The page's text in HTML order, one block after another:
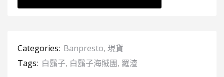
Categories: Banpresto, 現貨
Tags: 白鬍子, 白鬍子海賊團, 羅渣